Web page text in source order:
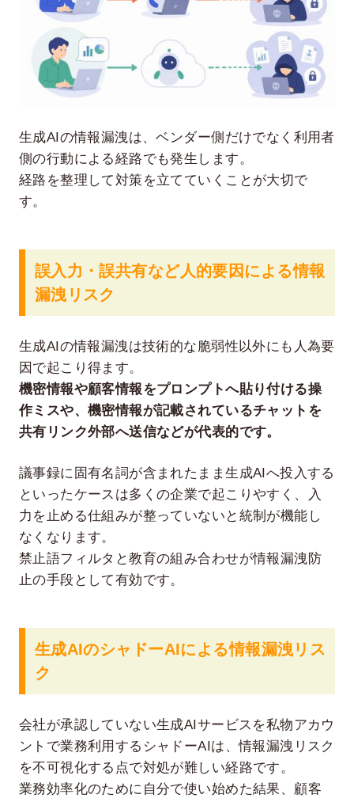
生成AIの情報漏洩は、ベンダー側だけでなく利用者
側の行動による経路でも発生します。
経路を整理して対策を立てていくことが大切で
す。
誤入力・誤共有など人的要因による情報
漏洩リスク
生成AIの情報漏洩は技術的な脆弱性以外にも人為要
因で起こり得ます。
機密情報や顧客情報をプロンプトへ貼り付ける操
作ミスや、機密情報が記載されているチャットを
共有リンク外部へ送信などが代表的です。
議事録に固有名詞が含まれたまま生成AIへ投入する
といったケースは多くの企業で起こりやすく、入
力を止める仕組みが整っていないと統制が機能し
なくなります。
禁止語フィルタと教育の組み合わせが情報漏洩防
止の手段として有効です。
生成AIのシャドーAIによる情報漏洩リス
ク
会社が承認していない生成AIサービスを私物アカウ
ントで業務利用するシャドーAIは、情報漏洩リスク
を不可視化する点で対処が難しい経路です。
業務効率化のために自分で使い始めた結果、顧客